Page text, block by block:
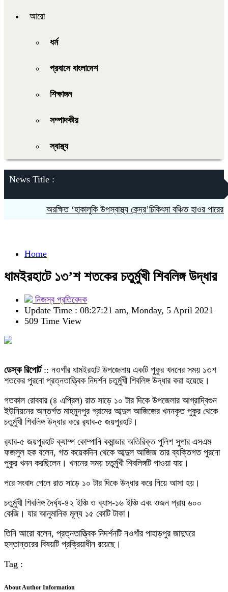
আরো
ধর্ম
প্রবাসে বাংলাদেশ
শিক্ষাঙ্গন
সম্পাদকীয়
স্বাস্থ্য
News Title :
অরক্ষিত ‘হাকালুকি উপস্বাস্থ্য কেন্দ্র’চিকিৎসা বঞ্চিত হাওর পারের
Home
ধামইরহাটে ১৩’শ শতকের চতুর্মুখী শিবলিঙ্গ উদ্ধার
নিজস্ব প্রতিবেদক
Update Time : 08:27:21 am, Monday, 5 April 2021
509 Time View
ডেস্ক রিপোর্ট:: নওগাঁর ধামইরহাট উপজেলায় একটি পুকুর খননের সময় ১৩শ
শতকের পুরনো প্রত্নতাত্ত্বিক নিদর্শন চতুর্মুখী শিবলিঙ্গ উদ্ধার করা হয়েছে।
গতকাল রোববার (৪ এপ্রিল) রাত সাড়ে ১০ টার দিকে উপজেলার আগ্রাদ্বিগুন
ইউনিয়নের অন্তর্গত মাহমুদপুর গ্রামের আব্দুল আজিজের খননকৃত পুকুর থেকে
চতুর্মুখী শিবলিঙ্গ উদ্ধার করে র‌্যাব-৫ জয়পুরহাট।
র‌্যাব-৫ জয়পুরহাট ক্যাম্প কোম্পানি কমান্ডার অতিরিক্ত পুলিশ সুপার এসএম
ফজলুল হক বলেন, গত কয়েকদিন থেকে আব্দুল আজিজ তার ব্যক্তিগত পুরনো
পুকুর খনন করছিলেন। খননের সময় চতুর্মুখী শিবলিঙ্গটি পাওয়া যায়।
পরে সংবাদ পেলে রাত সাড়ে ১০ টার দিকে উদ্ধার করে নিয়ে আসা হয়।
চতুর্মুখী শিবলিঙ্গ দৈর্ঘ্য-৪২ ইঞ্চি ও ব্যাস-১৬ ইঞ্চি এবং ওজন প্রায় ৬০০
কেজি। যার আনুমানিক মূল্য ১৫ কোটি টাকা।
তিনি আরো বলেন, প্রত্নতাত্ত্বিক নিদর্শনটি নওগাঁর পাহাড়পুর জাদুঘরে
হস্তান্তরের বিষয়টি প্রক্রিয়াধীন রয়েছে।
Tag :
About Author Information